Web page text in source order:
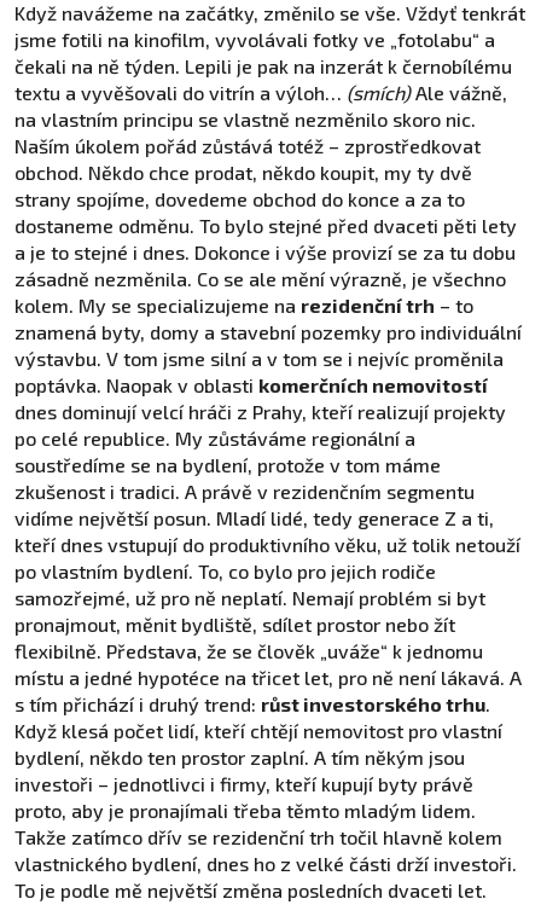
Když navážeme na začátky, změnilo se vše. Vždyť tenkrát
jsme fotili na kinofilm, vyvolávali fotky ve „fotolabu“ a
čekali na ně týden. Lepili je pak na inzerát k černobílému
textu a vyvěšovali do vitrín a výloh… (smích)Ale vážně,
na vlastním principu se vlastně nezměnilo skoro nic.
Naším úkolem pořád zůstává totéž – zprostředkovat
obchod. Někdo chce prodat, někdo koupit, my ty dvě
strany spojíme, dovedeme obchod do konce a za to
dostaneme odměnu. To bylo stejné před dvaceti pěti lety
a je to stejné i dnes. Dokonce i výše provizí se za tu dobu
zásadně nezměnila. Co se ale mění výrazně, je všechno
kolem. My se specializujeme na rezidenční trh – to
znamená byty, domy a stavební pozemky pro individuální
výstavbu. V tom jsme silní a v tom se i nejvíc proměnila
poptávka. Naopak v oblasti komerčních nemovitostí
dnes dominují velcí hráči z Prahy, kteří realizují projekty
po celé republice. My zůstáváme regionální a
soustředíme se na bydlení, protože v tom máme
zkušenost i tradici. A právě v rezidenčním segmentu
vidíme největší posun. Mladí lidé, tedy generace Z a ti,
kteří dnes vstupují do produktivního věku, už tolik netouží
po vlastním bydlení. To, co bylo pro jejich rodiče
samozřejmé, už pro ně neplatí. Nemají problém si byt
pronajmout, měnit bydliště, sdílet prostor nebo žít
flexibilně. Představa, že se člověk „uváže“ k jednomu
místu a jedné hypotéce na třicet let, pro ně není lákavá. A
s tím přichází i druhý trend: růst investorského trhu.
Když klesá počet lidí, kteří chtějí nemovitost pro vlastní
bydlení, někdo ten prostor zaplní. A tím někým jsou
investoři – jednotlivci i firmy, kteří kupují byty právě
proto, aby je pronajímali třeba těmto mladým lidem.
Takže zatímco dřív se rezidenční trh točil hlavně kolem
vlastnického bydlení, dnes ho z velké části drží investoři.
To je podle mě největší změna posledních dvaceti let.